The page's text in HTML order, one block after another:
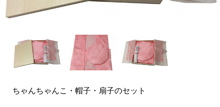
ちゃんちゃんこ・帽子・扇子のセット